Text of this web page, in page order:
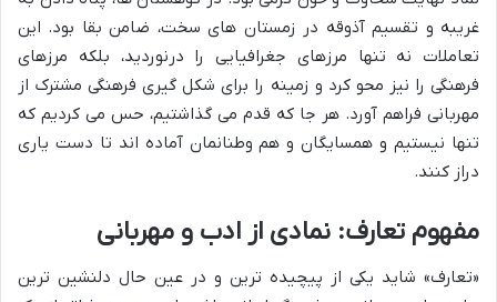
غریبه و تقسیم آذوقه در زمستان های سخت، ضامن بقا بود. این
تعاملات نه تنها مرزهای جغرافیایی را درنوردید، بلکه مرزهای
فرهنگی را نیز محو کرد و زمینه را برای شکل گیری فرهنگی مشترک از
مهربانی فراهم آورد. هر جا که قدم می گذاشتیم، حس می کردیم که
تنها نیستیم و همسایگان و هم وطنانمان آماده اند تا دست یاری
دراز کنند.
مفهوم تعارف: نمادی از ادب و مهربانی
«تعارف» شاید یکی از پیچیده ترین و در عین حال دلنشین ترین